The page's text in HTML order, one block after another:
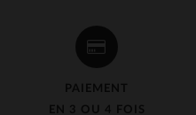
PAIEMENT
EN 3 OU 4 FOIS